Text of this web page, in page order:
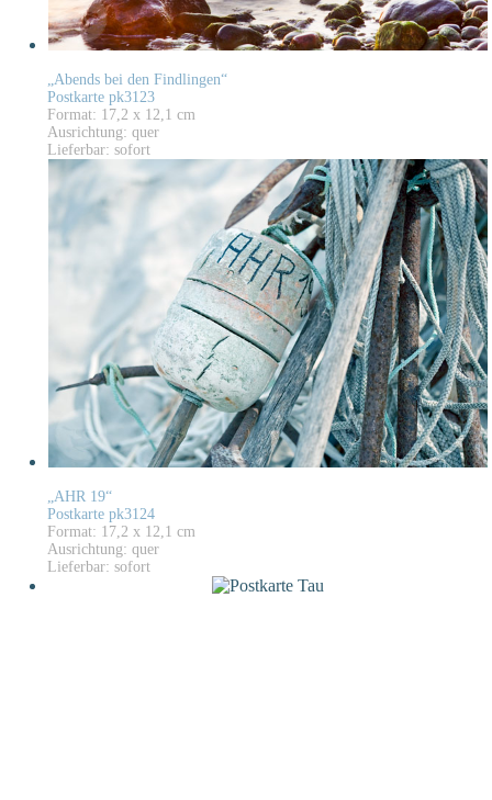
„Abends bei den Findlingen“
Postkarte pk3123
Format: 17,2 x 12,1 cm
Ausrichtung: quer
Lieferbar: sofort
„AHR 19“
Postkarte pk3124
Format: 17,2 x 12,1 cm
Ausrichtung: quer
Lieferbar: sofort